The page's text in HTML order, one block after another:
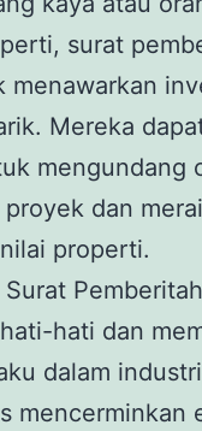
surat
Mereka
mengundang
dan
properti.
hati dan
dalam
mencerminkan